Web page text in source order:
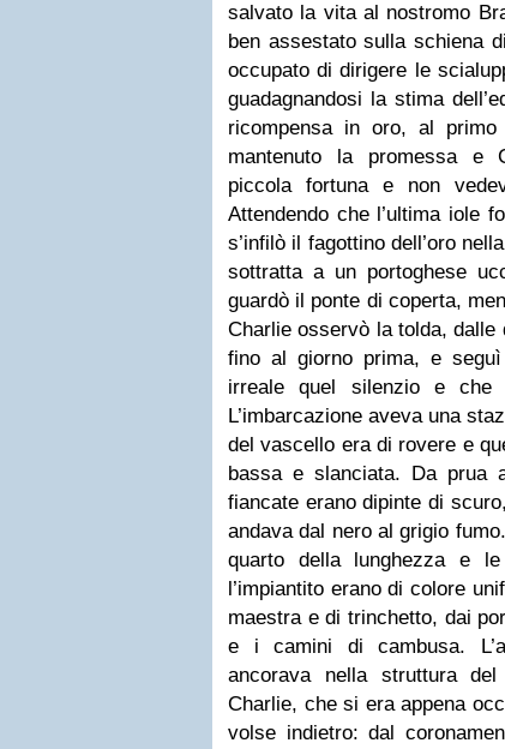
salvato la vita al nostromo
ben assestato sulla schiena
occupato di dirigere le
guadagnandosi la stima
ricompensa in oro, al primo
mantenuto la promessa e
piccola fortuna e non
Attendendo che l’ultima iole
s’infilò il fagottino dell’oro
sottratta a un portoghese
guardò il ponte di coperta,
Charlie osservò la tolda,
fino al giorno prima, e
irreale quel silenzio e che
L’imbarcazione aveva una
del vascello era di rovere e
bassa e slanciata. Da prua
fiancate erano dipinte di
andava dal nero al grigio
quarto della lunghezza e
l’impiantito erano di colore
maestra e di trinchetto, dai
e i camini di cambusa.
ancorava nella struttura
Charlie, che si era appena
volse indietro: dal